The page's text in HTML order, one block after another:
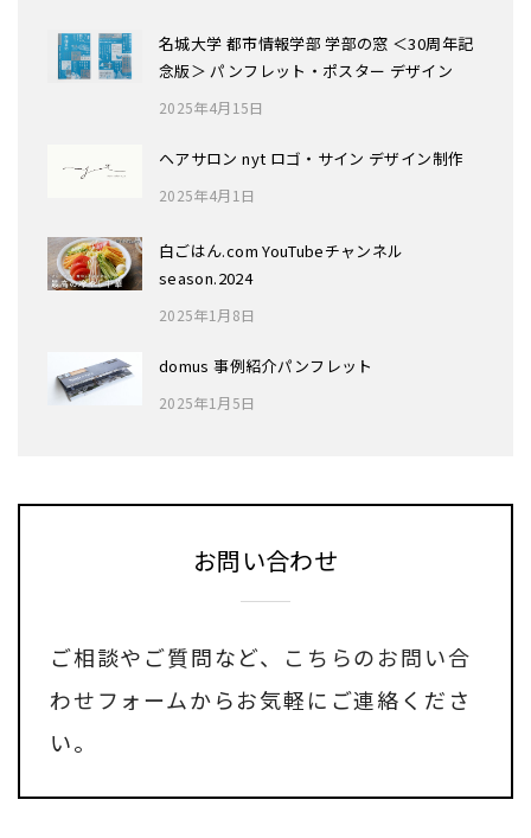
名城大学 都市情報学部 学部の窓 ＜30周年記
念版＞ パンフレット・ポスター デザイン
2025年4月15日
ヘアサロン nyt ロゴ・サイン デザイン制作
2025年4月1日
白ごはん.com YouTubeチャンネル
season.2024
2025年1月8日
domus 事例紹介パンフレット
2025年1月5日
お問い合わせ
ご相談やご質問など、
こちらのお問い合
わせフォームからお気軽にご連絡くださ
い。